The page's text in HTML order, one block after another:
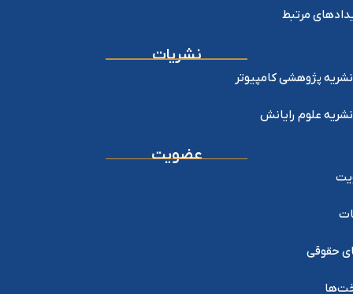
مرتبط
نشریات
نشریه پژوهشی کامپیوتر
نشریه علوم رایانش
عضویت
حقوقی